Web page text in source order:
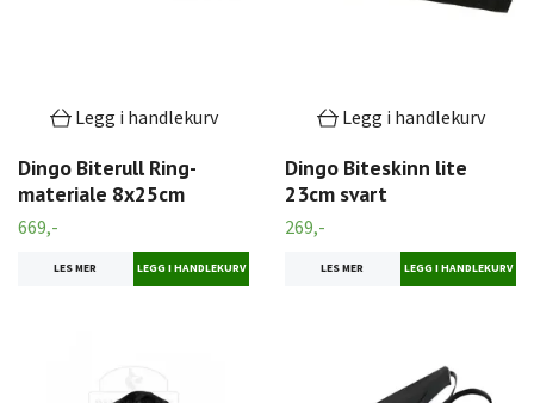
Legg i handlekurv
Dingo Biterull Ring-
materiale 8x25cm
669,-
LES MER
Legg i handlekurv
Dingo Biteskinn lite
23cm svart
269,-
LES MER